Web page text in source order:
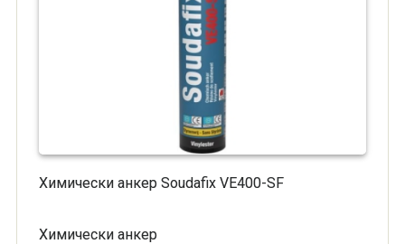
Химически анкер Soudafix VE400-SF
Химически анкер